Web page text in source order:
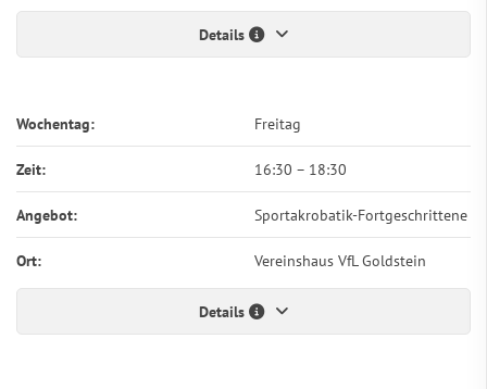
Details
Wochentag: Freitag
Zeit: 16:30 – 18:30
Angebot: Sportakrobatik-Fortgeschrittene
Ort: Vereinshaus VfL Goldstein
Details